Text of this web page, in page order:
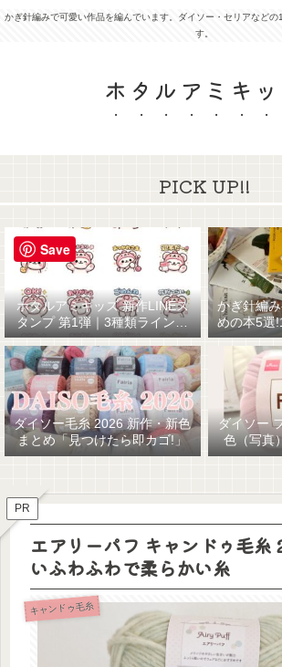
かぎ針編みで可愛い作品を編んでいます。ダイソー・セリアなど
す。
ホタルアミキ
PICK UP!!
ホタルアミキッズ 新作LINEス
タンプ 第1弾｜3種類ラインナ
ップ☆
かぎ針編
めの本5選
ダイソー毛糸 2026 新作・新色
まとめ「見つけたら即カゴ!」
ダイソー
色（写真
PR
エアリーパフ キャンドゥ毛
いふわふわで柔らかい糸
キャンドゥ毛糸
Save